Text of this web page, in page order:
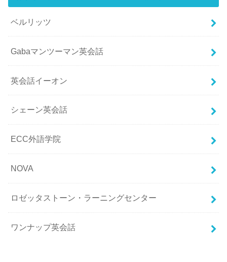
ベルリッツ
Gabaマンツーマン英会話
英会話イーオン
シェーン英会話
ECC外語学院
NOVA
ロゼッタストーン・ラーニングセンター
ワンナップ英会話